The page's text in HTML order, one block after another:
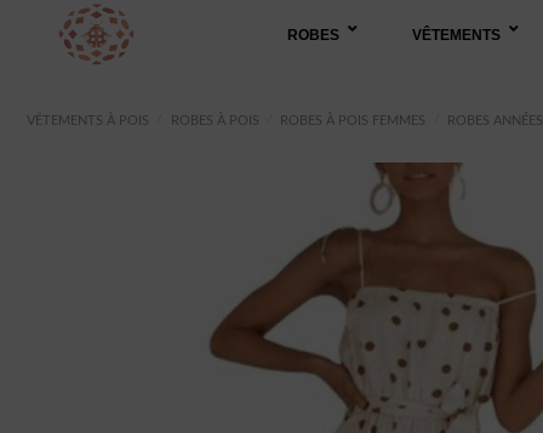
ROBES VÊTEMENTS
VÊTEMENTS À POIS ROBES À POIS ROBES À POIS FEMMES ROBES